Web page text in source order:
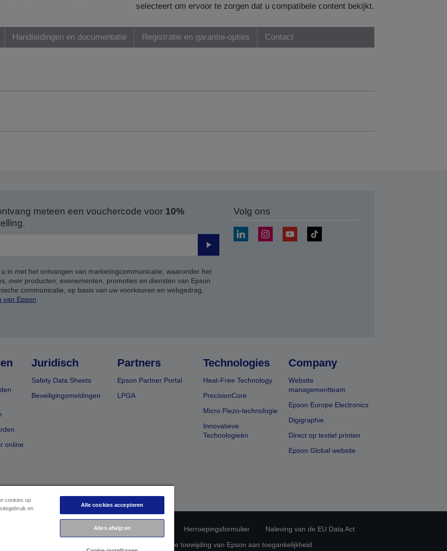
selecteert om ervoor te zorgen dat u compatibele content bekijkt.
Handleidingen en documentatie Registratie en garantie-opties Contact
meteen een vouchercode voor 10%
Verzenden
in met het ontvangen van marketingcommunicatie, waaronder het
over producten, evenementen, promoties en diensten van Epson
communicatie, op basis van uw voorkeuren en webgedrag,
van Epson.
Volg ons
online
Juridisch
Safety Data Sheets
Beveiligingsmeldingen
Partners
Epson Partner Portal
LPGA
Technologies
Heat-Free Technology
PrecisionCore
Micro Piezo-technologie
Innovatieve
Technologieën
Company
Website
managementteam
Epson Europe Electronics
Digigraphie
Direct op textiel printen
Epson Global website
Privacyverklaring van Epson Herroepingsformulier
Naleving van de EU Data Act
De toewijding van Epson aan toegankelijkheid
cookies op
en
Alle cookies accepteren
Alles afwijzen